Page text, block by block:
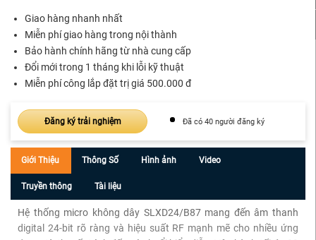
Giao hàng nhanh nhất
Miễn phí giao hàng trong nội thành
Bảo hành chính hãng từ nhà cung cấp
Đổi mới trong 1 tháng khi lỗi kỹ thuật
Miễn phí công lắp đặt trị giá 500.000 đ
Đăng ký trải nghiệm Đã có 40 người đăng ký
Giới Thiệu Thông Số Hình ảnh Video
Truyền thông Tài liệu
Hệ thống micro không dây SLXD24/B87 mang đến âm thanh
digital 24-bit rõ ràng và hiệu suất RF mạnh mẽ cho nhiều ứng